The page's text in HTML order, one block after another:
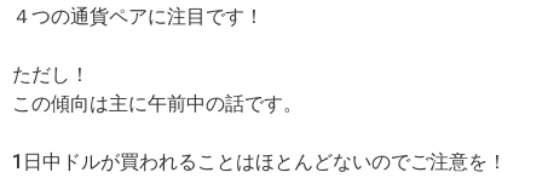
４つの通貨ペアに注目です！
ただし！
この傾向は主に午前中の話です。
1日中ドルが買われることはほとんどないのでご注意を！